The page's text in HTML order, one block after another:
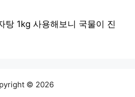
탕 1kg 사용해보니 국물이 진
© 2026